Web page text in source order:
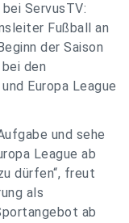
ServusTV:
Fußball an
der Saison
den
Europa League
und sehe
League ab
dürfen“, freut
als
ab